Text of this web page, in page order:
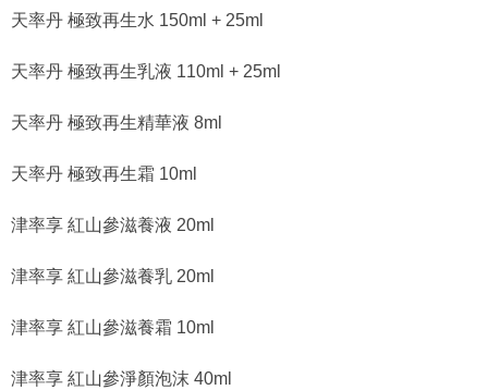
天率丹 極致再生水 150ml + 25ml
天率丹 極致再生乳液 110ml + 25ml
天率丹 極致再生精華液 8ml
天率丹 極致再生霜 10ml
津率享 紅山參滋養液 20ml
津率享 紅山參滋養乳 20ml
津率享 紅山參滋養霜 10ml
津率享 紅山參淨顏泡沫 40ml